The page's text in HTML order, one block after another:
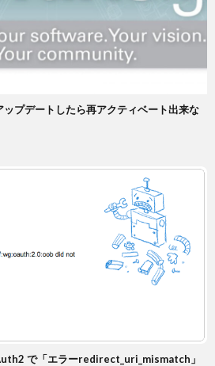
プデートしたら再アクティベート出来な
で「エラーredirect_uri_mismatch」